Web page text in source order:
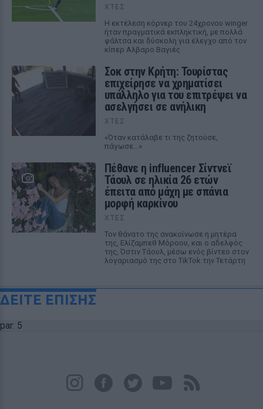
ΧΤΕΣ
Η εκτέλεση κόρνερ του 24χρονου winger
ήταν πραγματικά εκπληκτική, με πολλά
φάλτσα και δύσκολη για έλεγχο από τον
κίπερ Αλβαρο Βαγιές
Σοκ στην Κρήτη: Τουρίστας
επιχείρησε να χρηματίσει
υπάλληλο για του επιτρέψει να
ασελγήσει σε ανήλικη
ΧΤΕΣ
«Όταν κατάλαβε τι της ζητούσε,
πάγωσε...»
Πέθανε η influencer Σίντνεϊ
Τάουλ σε ηλικία 26 ετών
έπειτα από μάχη με σπάνια
μορφή καρκίνου
ΧΤΕΣ
Τον θάνατο της ανακοίνωσε η μητέρα
της, Ελίζαμπεθ Μόροου, και ο αδελφός
της, Όστιν Τάουλ, μέσω ενός βίντεο στον
λογαριασμό της στο TikTok την Τετάρτη
ΔΕΙΤΕ ΕΠΙΣΗΣ
par: 5